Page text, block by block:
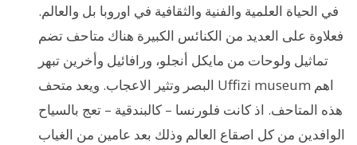
في الحياة العلمية والفنية والثقافية في اوروبا بل والعالم.
فعلاوة على العديد من الكنائس الكبيرة هناك متاحف تضم
تماثيل ولوحات من مايكل أنجلو، ورافائيل وأخرين تبهر
البصر وتثير الاعجاب. ويعد متحف Uffizi museum اهم
هذه المتاحف. اذ كانت فلورنسا – كالبندقية – تعج بالسياح
الوافدين من كل اصقاع العالم وذلك بعد عامين من الغياب